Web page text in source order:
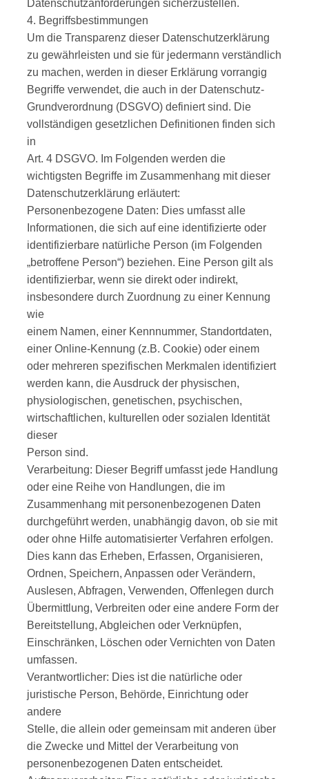
Datenschutzanforderungen sicherzustellen.
4. Begriffsbestimmungen
Um die Transparenz dieser Datenschutzerklärung
zu gewährleisten und sie für jedermann verständlich
zu machen, werden in dieser Erklärung vorrangig
Begriffe verwendet, die auch in der Datenschutz-
Grundverordnung (DSGVO) definiert sind. Die
vollständigen gesetzlichen Definitionen finden sich
in
Art. 4 DSGVO. Im Folgenden werden die
wichtigsten Begriffe im Zusammenhang mit dieser
Datenschutzerklärung erläutert:
Personenbezogene Daten: Dies umfasst alle
Informationen, die sich auf eine identifizierte oder
identifizierbare natürliche Person (im Folgenden
„betroffene Person“) beziehen. Eine Person gilt als
identifizierbar, wenn sie direkt oder indirekt,
insbesondere durch Zuordnung zu einer Kennung
wie
einem Namen, einer Kennnummer, Standortdaten,
einer Online-Kennung (z.B. Cookie) oder einem
oder mehreren spezifischen Merkmalen identifiziert
werden kann, die Ausdruck der physischen,
physiologischen, genetischen, psychischen,
wirtschaftlichen, kulturellen oder sozialen Identität
dieser
Person sind.
Verarbeitung: Dieser Begriff umfasst jede Handlung
oder eine Reihe von Handlungen, die im
Zusammenhang mit personenbezogenen Daten
durchgeführt werden, unabhängig davon, ob sie mit
oder ohne Hilfe automatisierter Verfahren erfolgen.
Dies kann das Erheben, Erfassen, Organisieren,
Ordnen, Speichern, Anpassen oder Verändern,
Auslesen, Abfragen, Verwenden, Offenlegen durch
Übermittlung, Verbreiten oder eine andere Form der
Bereitstellung, Abgleichen oder Verknüpfen,
Einschränken, Löschen oder Vernichten von Daten
umfassen.
Verantwortlicher: Dies ist die natürliche oder
juristische Person, Behörde, Einrichtung oder
andere
Stelle, die allein oder gemeinsam mit anderen über
die Zwecke und Mittel der Verarbeitung von
personenbezogenen Daten entscheidet.